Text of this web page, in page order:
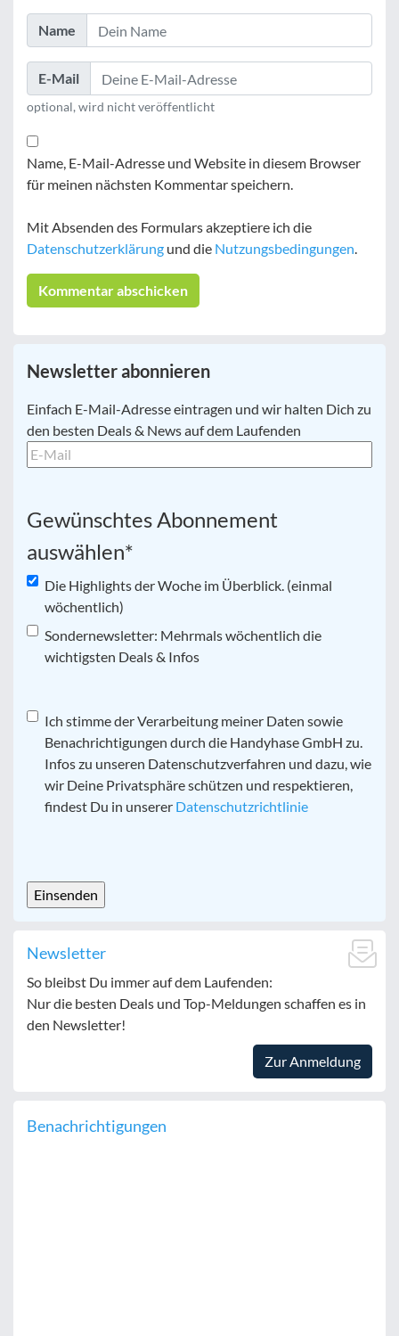
Name
E-Mail
optional, wird nicht veröffentlicht
Name, E-Mail-Adresse und Website in diesem Browser
für meinen nächsten Kommentar speichern.
Mit Absenden des Formulars akzeptiere ich die
Datenschutzerklärung und die Nutzungsbedingungen.
Newsletter abonnieren
E-
Mail *
Einfach E-Mail-Adresse eintragen und wir halten Dich zu
den besten Deals & News auf dem Laufenden
Gewünschtes Abonnement
auswählen*
Die Highlights der Woche im Überblick. (einmal
wöchentlich)
Sondernewsletter: Mehrmals wöchentlich die
wichtigsten Deals & Infos
Datenschutz*
Ich stimme der Verarbeitung meiner Daten sowie
Benachrichtigungen durch die Handyhase GmbH zu.
Infos zu unseren Datenschutzverfahren und dazu, wie
wir Deine Privatsphäre schützen und respektieren,
findest Du in unserer Datenschutzrichtlinie
Newsletter
So bleibst Du immer auf dem Laufenden:
Nur die besten Deals und Top-Meldungen schaffen es in
den Newsletter!
Zur Anmeldung
Benachrichtigungen